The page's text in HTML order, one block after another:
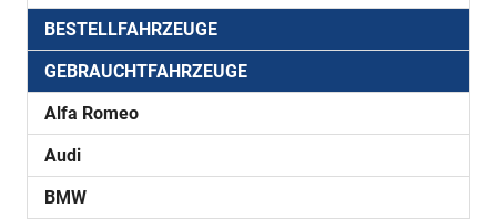
BESTELLFAHRZEUGE
GEBRAUCHTFAHRZEUGE
Alfa Romeo
Audi
BMW